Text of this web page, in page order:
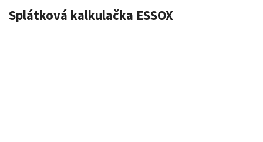
Splátková kalkulačka ESSOX